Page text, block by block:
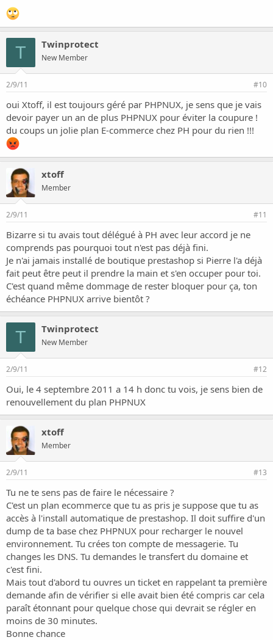
T Twinprotect
New Member
2/9/11 #10
oui Xtoff, il est toujours géré par PHPNUX, je sens que je vais
devoir payer un an de plus PHPNUX pour éviter la coupure !
du coups un jolie plan E-commerce chez PH pour du rien !!!
xtoff
Member
2/9/11 #11
Bizarre si tu avais tout délégué à PH avec leur accord je ne
comprends pas pourquoi tout n'est pas déjà fini.
Je n'ai jamais installé de boutique prestashop si Pierre l'a déjà
fait peut être peut il prendre la main et s'en occuper pour toi.
C'est quand même dommage de rester bloquer pour ça, ton
échéance PHPNUX arrive bientôt ?
T Twinprotect
New Member
2/9/11 #12
Oui, le 4 septembre 2011 a 14 h donc tu vois, je sens bien de
renouvellement du plan PHPNUX
xtoff
Member
2/9/11 #13
Tu ne te sens pas de faire le nécessaire ?
C'est un plan ecommerce que tu as pris je suppose que tu as
accès à l'install automatique de prestashop. Il doit suffire d'un
dump de ta base chez PHPNUX pour recharger le nouvel
environnement. Tu crées ton compte de messagerie. Tu
changes les DNS. Tu demandes le transfert du domaine et
c'est fini.
Mais tout d'abord tu ouvres un ticket en rappelant ta première
demande afin de vérifier si elle avait bien été compris car cela
paraît étonnant pour quelque chose qui devrait se régler en
moins de 30 minutes.
Bonne chance